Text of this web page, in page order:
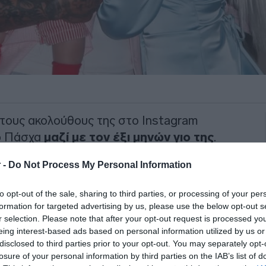
- Do Not Process My Personal Information
opt-out of the sale, sharing to third parties, or processing of your
for targeted advertising by us, please use the below opt-out
selection. Please note that after your opt-out request is processed
interest-based ads based on personal information utilized by us
to third parties prior to your opt-out. You may separately
of your personal information by third parties on the IAB’s list of
ακολούθους της στο Instagram
Πάσχα μαζί με τον έξι μηνών γιο της.
με το μωρό, ενώ σε μία από αυτές
Light.
χρόνια, διατηρεί μια σταθερή σχέση
ακόμα τον δεσμό τους με γάμο .